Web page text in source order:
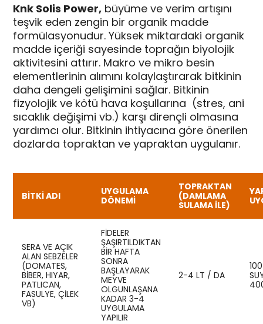
Knk Solis Power, büyüme ve verim artışını
teşvik eden zengin bir organik madde
formülasyonudur. Yüksek miktardaki organik
madde içeriği sayesinde toprağın biyolojik
aktivitesini attırır. Makro ve mikro besin
elementlerinin alımını kolaylaştırarak bitkinin
daha dengeli gelişimini sağlar. Bitkinin
fizyolojik ve kötü hava koşullarına (stres, ani
sıcaklık değişimi vb.) karşı dirençli olmasına
yardımcı olur. Bitkinin ihtiyacına göre önerilen
dozlarda topraktan ve yapraktan uygulanır.
BİTKİ ADI
UYGULAMA
DÖNEMİ
TOPRAKTAN
(DAMLAMA
SULAMA ILE)
SERA VE AÇIK
ALAN SEBZELER
(DOMATES,
BIBER, HIYAR,
PATLICAN,
FASULYE, ÇILEK
VB)
FIDELER
ŞAŞIRTILDIKTAN
BIR HAFTA
SONRA
BAŞLAYARAK
MEYVE
OLGUNLAŞANA
KADAR 3-4
UYGULAMA
YAPILIR
2-4 LT / DA